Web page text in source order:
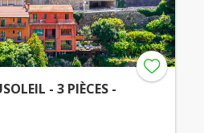
- 3 PIÈCES -